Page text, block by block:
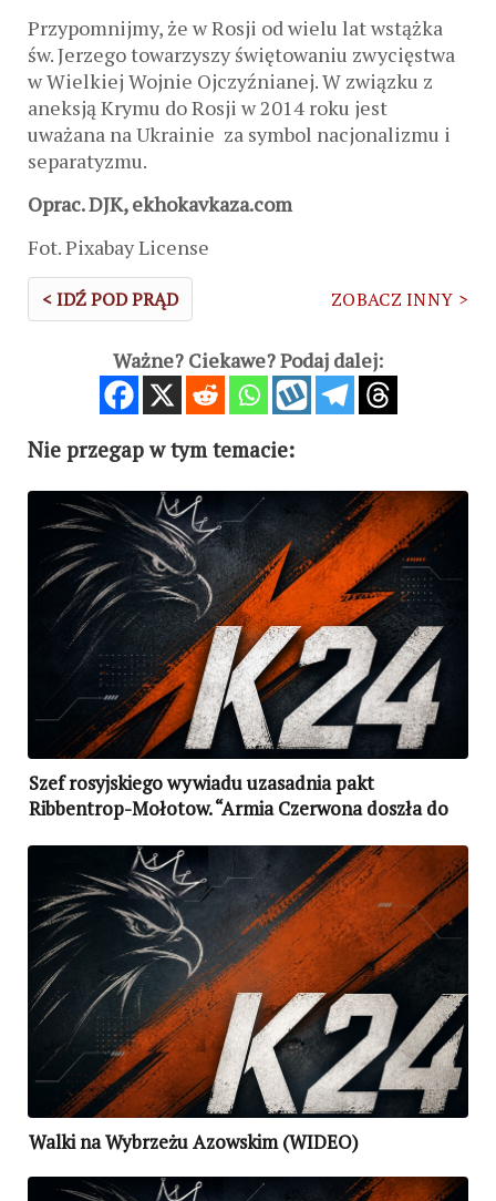
Przypomnijmy, że w Rosji od wielu lat wstążka
św. Jerzego towarzyszy świętowaniu zwycięstwa
w Wielkiej Wojnie Ojczyźnianej. W związku z
aneksją Krymu do Rosji w 2014 roku jest
uważana na Ukrainie za symbol nacjonalizmu i
separatyzmu.
Oprac. DJK, ekhokavkaza.com
Fot. Pixabay License
< IDŹ POD PRĄD ZOBACZ INNY >
Ważne? Ciekawe? Podaj dalej:
Nie przegap w tym temacie:
Szef rosyjskiego wywiadu uzasadnia pakt
Ribbentrop-Mołotow. “Armia Czerwona doszła do
Walki na Wybrzeżu Azowskim (WIDEO)